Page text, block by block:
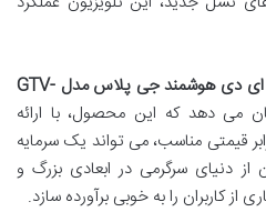
بررسی تلویزیون کیو ال ای دی هوشمند جی پلاس مدل GTV-
می دهد که این محصول، با ارائه
قیمتی مناسب، می تواند یک سرمایه
از دنیای سرگرمی در ابعادی بزرگ و
از کاربران را به خوبی برآورده سازد.